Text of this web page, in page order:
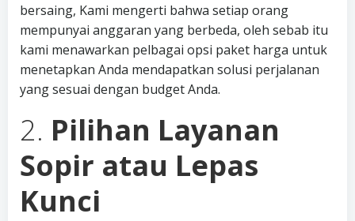
bersaing, Kami mengerti bahwa setiap orang
mempunyai anggaran yang berbeda, oleh sebab itu
kami menawarkan pelbagai opsi paket harga untuk
menetapkan Anda mendapatkan solusi perjalanan
yang sesuai dengan budget Anda.
2. Pilihan Layanan
Sopir atau Lepas
Kunci